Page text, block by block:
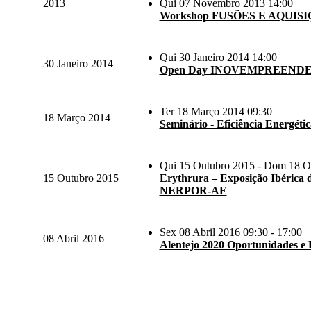
2013
Qui 07 Novembro 2013 14:00
Workshop FUSÕES E
30 Janeiro 2014
Qui 30 Janeiro 2014 14:00
Open Day
18 Março 2014
Ter 18 Março 2014 09:30
Seminário - Eficiência
15 Outubro 2015
Qui 15 Outubro 2015 - Dom 18
Erythrura – Exposição Ibérica
NERPOR-AE
08 Abril 2016
Sex 08 Abril 2016 09:30 - 17:00
Alentejo 2020 Oportunidades e